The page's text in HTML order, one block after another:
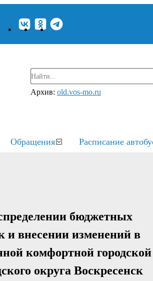
Архив: old.vos-mo.ru
Обращения Расписание
бюджетных
и внесении изменений в
комфортной
округа Воскресенск